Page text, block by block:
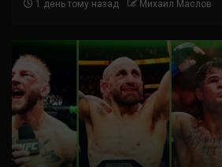
1 день тому назад Михаил Маслов